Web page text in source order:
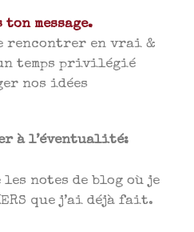
ton message.
rencontrer en vrai &
temps privilégié
nos idées
à l’éventualité:
notes de blog où je
que j’ai déjà fait.